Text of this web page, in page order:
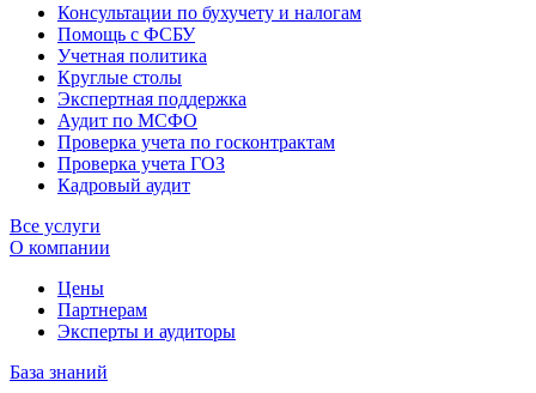
Консультации по бухучету и налогам
Помощь с ФСБУ
Учетная политика
Круглые столы
Экспертная поддержка
Аудит по МСФО
Проверка учета по госконтрактам
Проверка учета ГОЗ
Кадровый аудит
Все услуги
О компании
Цены
Партнерам
Эксперты и аудиторы
База знаний